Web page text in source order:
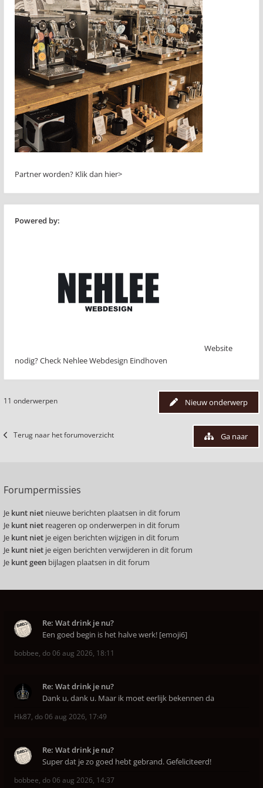
Partner worden? Klik dan hier>
Powered by:
Website
nodig? Check Nehlee Webdesign Eindhoven
Nieuw onderwerp
11 onderwerpen
Terug naar het forumoverzicht Ga naar
Forumpermissies
Je kunt niet nieuwe berichten plaatsen in dit forum
Je kunt niet reageren op onderwerpen in dit forum
Je kunt niet je eigen berichten wijzigen in dit forum
Je kunt niet je eigen berichten verwijderen in dit forum
Je kunt geen bijlagen plaatsen in dit forum
Re: Wat drink je nu?
Een goed begin is het halve werk! [emoji6]
bobbee, do 06 aug 2026, 18:11
Re: Wat drink je nu?
Dank u, dank u. Maar ik moet eerlijk bekennen da
Hk87, do 06 aug 2026, 17:49
Re: Wat drink je nu?
Super dat je zo goed hebt gebrand. Gefeliciteerd!
bobbee, do 06 aug 2026, 14:37